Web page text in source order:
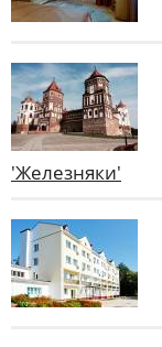
'Железняки'